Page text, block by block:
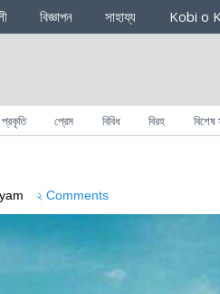
বিজ্ঞাপন সাহায্য Kobi o
প্রকৃতি প্রেম বিবিধ বিরহ বিশেষ
২ Comments